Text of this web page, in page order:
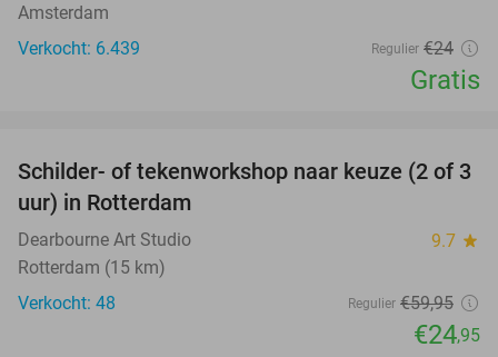
Amsterdam
Verkocht: 6.439
Regulier €24
Gratis
58%
Schilder- of tekenworkshop naar keuze (2 of 3
uur) in Rotterdam
Dearbourne Art Studio 9.7 star
Rotterdam (15 km)
Verkocht: 48
Regulier €59,95
€24,95